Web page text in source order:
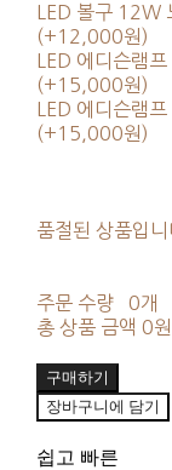
LED 볼구 12W
(+12,000원)
LED 에디슨램
(+15,000원)
LED 에디슨램
(+15,000원)
품절된 상품입니
주문 수량
0개
총 상품 금액 0원
구매하기
장바구니에 담기
쉽고 빠른